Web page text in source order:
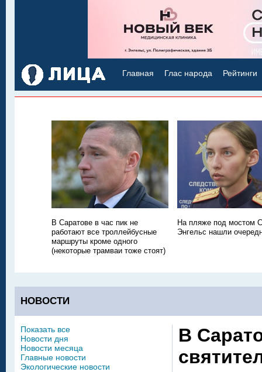
Главная Глас народа Рейтинги
В Саратове в час пик не
работают все троллейбусные
маршруты кроме одного
(некоторые трамваи тоже стоят)
На пляже под мостом
Энгельс нашли
НОВОСТИ
В
Показать все
Новости дня
Новости месяца
Главные новости
Экологические новости